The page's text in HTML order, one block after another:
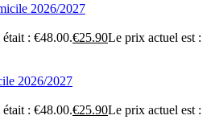
2026/2027
: €48.00.€25.90Le prix actuel est :
2026/2027
: €48.00.€25.90Le prix actuel est :